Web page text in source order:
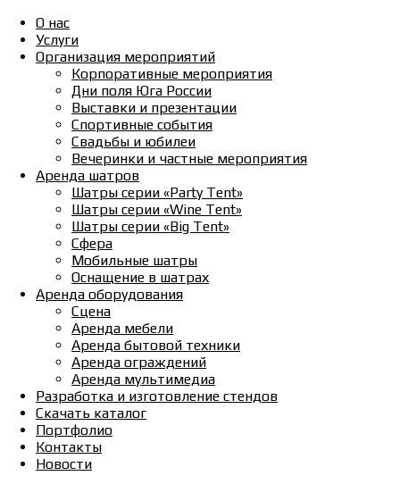
О нас
Услуги
Организация мероприятий
Корпоративные мероприятия
Дни поля Юга России
Выставки и презентации
Спортивные события
Свадьбы и юбилеи
Вечеринки и частные мероприятия
Аренда шатров
Шатры серии «Party Tent»
Шатры серии «Wine Tent»
Шатры серии «Big Tent»
Сфера
Мобильные шатры
Оснащение в шатрах
Аренда оборудования
Сцена
Аренда мебели
Аренда бытовой техники
Аренда ограждений
Аренда мультимедиа
Разработка и изготовление стендов
Скачать каталог
Портфолио
Контакты
Новости